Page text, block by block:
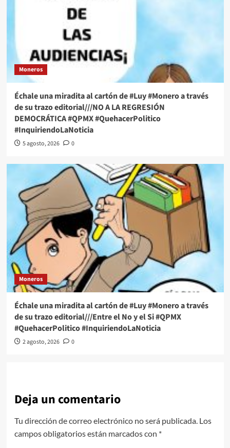
Moneros
Échale una miradita al cartón de #Luy #Monero a través
de su trazo editorial///NO A LA REGRESIÓN
DEMOCRÁTICA #QPMX #QuehacerPolitico
#InquiriendoLaNoticia
5 agosto, 2026 0
Moneros
Échale una miradita al cartón de #Luy #Monero a través
de su trazo editorial///Entre el No y el Si #QPMX
#QuehacerPolitico #InquiriendoLaNoticia
2 agosto, 2026 0
Deja un comentario
Tu dirección de correo electrónico no será publicada. Los
campos obligatorios están marcados con *